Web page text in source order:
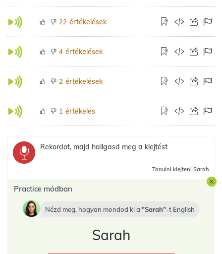
22 értékelések
4 értékelések
2 értékelések
1 értékelés
Rekordot, majd hallgasd meg a kiejtést
Tanulni kiejteni Sarah
Practice módban
Nézd meg, hogyan mondod ki a Sarah -t English
Sarah